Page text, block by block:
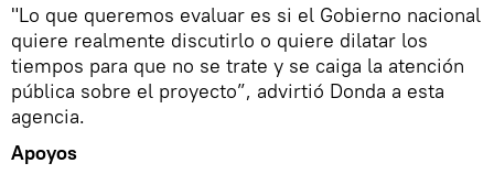
"Lo que queremos evaluar es si el Gobierno nacional
quiere realmente discutirlo o quiere dilatar los
tiempos para que no se trate y se caiga la atención
pública sobre el proyecto”, advirtió Donda a esta
agencia.
Apoyos